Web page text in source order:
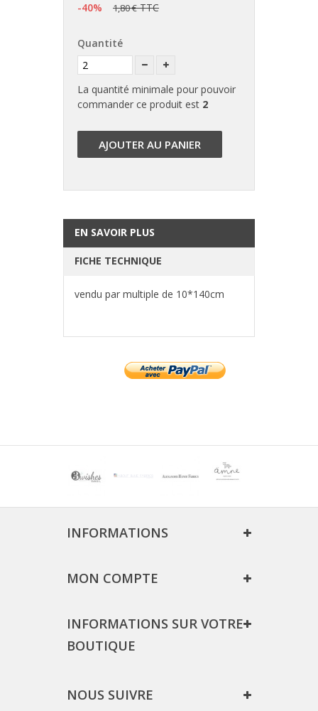
-40% 1,80 €TTC
Quantité
La quantité minimale pour pouvoir
commander ce produit est 2
AJOUTER AU PANIER
EN SAVOIR PLUS
FICHE TECHNIQUE
vendu par multiple de 10*140cm
INFORMATIONS
MON COMPTE
INFORMATIONS SUR VOTRE
BOUTIQUE
NOUS SUIVRE